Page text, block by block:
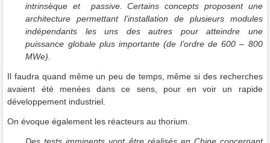
intrinsèque et passive. Certains concepts proposent une
architecture permettant l’installation de plusieurs modules
indépendants les uns des autres pour atteindre une
puissance globale plus importante (de l’ordre de 600 – 800
MWe).
Il faudra quand même un peu de temps, même si des recherches
avaient été menées dans ce sens, pour en voir un rapide
développement industriel.
On évoque également les réacteurs au thorium.